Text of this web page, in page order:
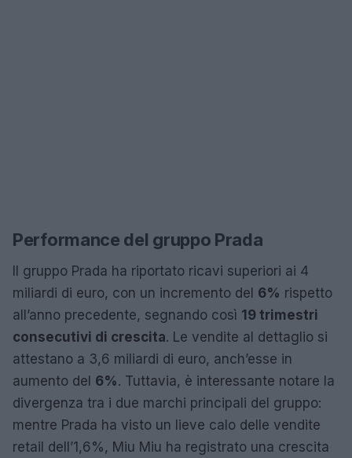
Performance del gruppo Prada
Il gruppo Prada ha riportato ricavi superiori ai 4
miliardi di euro, con un incremento del 6% rispetto
all’anno precedente, segnando così 19 trimestri
consecutivi di crescita. Le vendite al dettaglio si
attestano a 3,6 miliardi di euro, anch’esse in
aumento del 6%. Tuttavia, è interessante notare la
divergenza tra i due marchi principali del gruppo:
mentre Prada ha visto un lieve calo delle vendite
retail dell’1,6%, Miu Miu ha registrato una crescita